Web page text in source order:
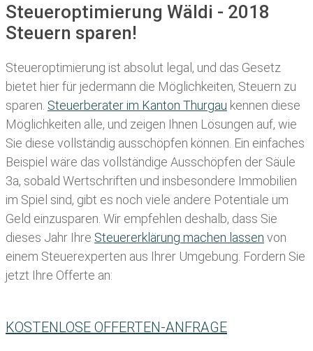
Steueroptimierung Wäldi - 2018
Steuern sparen!
Steueroptimierung ist absolut legal, und das Gesetz
bietet hier für jedermann die Möglichkeiten, Steuern zu
sparen. Steuerberater im K anton Thurgau kennen diese
Möglichkeiten alle, und zeigen Ihnen Lösungen auf, wie
Sie diese vollständig ausschöpfen können. Ein einfaches
Beispiel wäre das vollständige Ausschöpfen der Säule
3a, sobald Wertschriften und insbesondere Immobilien
im Spiel sind, gibt es noch viele andere Potentiale um
Geld einzusparen. Wir empfehlen deshalb, dass Sie
dieses Jahr Ihre Steuererklärung machen lassen von
einem Steuerexperten aus Ihrer Umgebung. Fordern Sie
jetzt Ihre Offerte an:
KOSTENLOSE OFFERTEN-ANFRAGE